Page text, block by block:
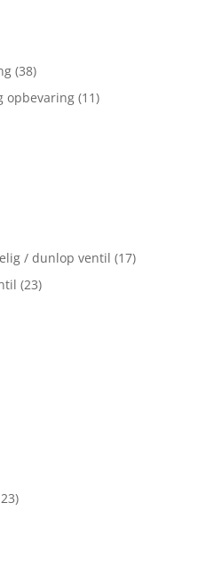
(38)
opbevaring (11)
/ dunlop ventil (17)
(23)